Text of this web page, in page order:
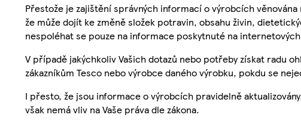
Přestože je zajištění správných informací o výrobcích
že může dojít ke změně složek potravin, obsahu živin,
nespoléhat se pouze na informace poskytnuté na
V případě jakýchkoliv Vašich dotazů nebo potřeby získat radu
zákazníkům Tesco nebo výrobce daného výrobku, pokdu se
I přesto, že jsou informace o výrobcích pravidelně
však nemá vliv na Vaše práva dle zákona.